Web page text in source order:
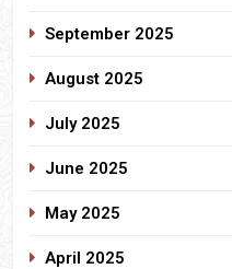
September 2025
August 2025
July 2025
June 2025
May 2025
April 2025